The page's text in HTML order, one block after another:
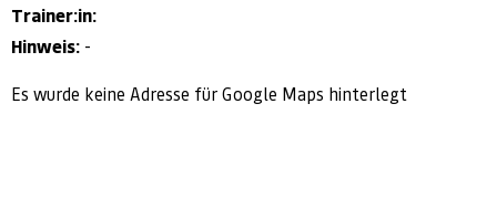
Trainer:in:
Hinweis: -
Es wurde keine Adresse für Google Maps hinterlegt